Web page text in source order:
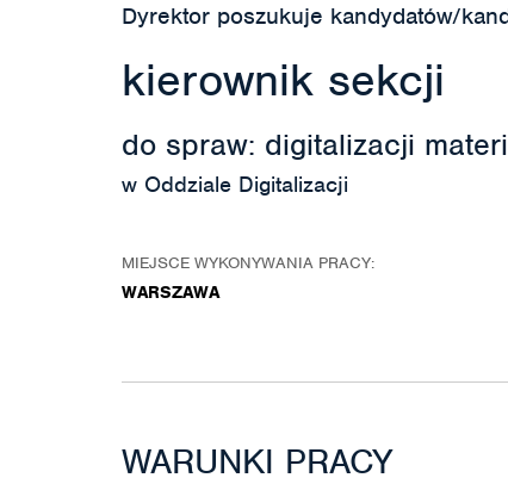
Dyrektor poszukuje kandydatów/
kierownik sekcji
do spraw: digitalizacji
w Oddziale Digitalizacji
MIEJSCE WYKONYWANIA PRACY:
WARSZAWA
WARUNKI PRACY